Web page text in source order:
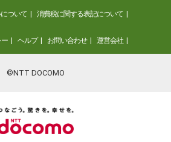
ついて 消費税に関する表記について
ヘルプ お問い合わせ 運営会社
©NTT DOCOMO